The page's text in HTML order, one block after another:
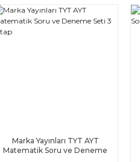
Marka Yayınları TYT AYT
Matematik Soru ve Deneme